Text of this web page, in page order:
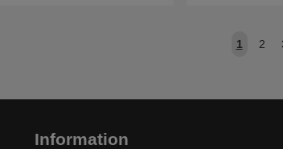
1 2
Information